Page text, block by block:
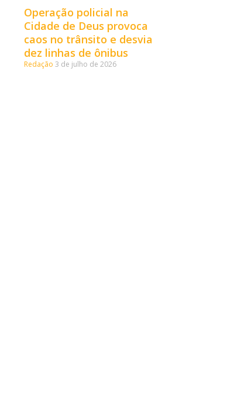
Operação policial na
Cidade de Deus provoca
caos no trânsito e desvia
dez linhas de ônibus
Redação 3 de julho de 2026